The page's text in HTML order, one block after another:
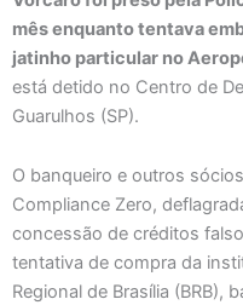
mês enquanto tentava
jatinho particular no
está detido no Centro de
Guarulhos (SP).
O banqueiro e outros
Compliance Zero,
concessão de créditos
tentativa de compra da
Regional de Brasília (BRB),